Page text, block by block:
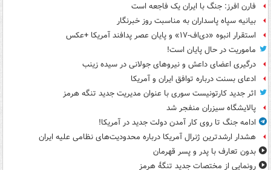
فارن افرز: جنگ با ایران یک فاجعه است
بیانیه سپاه پاسداران به مناسبت روز خبرنگار
استقرار انبوه «دی‌اف‑۱۷» و پایان عصر پدافند آمریکا +عکس
ماموریت در حال پایان است!
درگیری اعضای داعش و نیروهای جولانی در سیده زینب
ادعای بسنت درباره توافق ایران و آمریکا
اثر جدید کارتونیست سوری با عنوان مدیریت جدید تنگه هرمز
پالایشگاه سیزران منفجر شد
ادامه جنگ تا روی کار آمدن دولت جدید در آمریکا!
هشدار ارشدترین ژنرال آمریکا درباره محدودیت‌های نظامی علیه ایران
بدون تعارف با پدر و پسر قهرمان
رونمایی از مختصات جدید تنگۀ هرمز